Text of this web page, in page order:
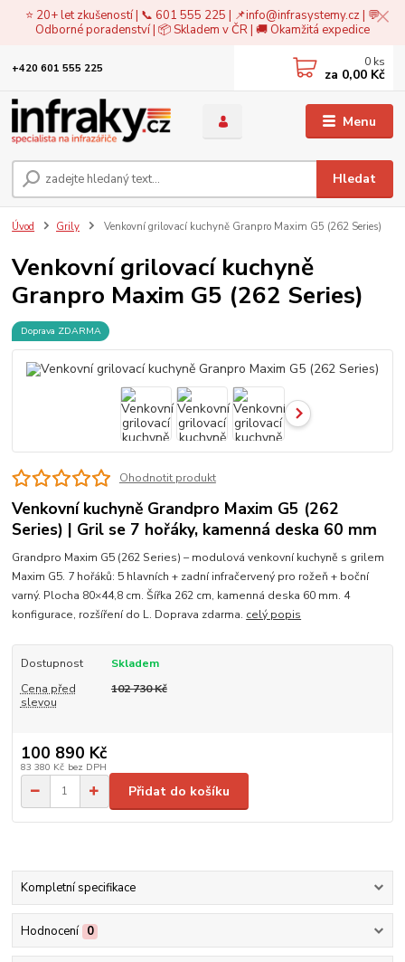
⭐ 20+ let zkušeností | 📞 601 555 225 | 📌info@infrasystemy.cz| 💬
Odborné poradenství | 📦 Skladem v ČR | 🚚 Okamžitá expedice
Menu
Hledat
+420 601 555 225 0 ks
za 0,00 Kč
Úvod Grily Venkovní grilovací kuchyně Granpro Maxim G5 (262 Series)
Venkovní grilovací kuchyně
Granpro Maxim G5 (262 Series)
Doprava ZDARMA
Ohodnotit produkt
Venkovní kuchyně Grandpro Maxim G5 (262
Series) | Gril se 7 hořáky, kamenná deska 60 mm
Grandpro Maxim G5 (262 Series) – modulová venkovní kuchyně s grilem
Maxim G5. 7 hořáků: 5 hlavních + zadní infračervený pro rožeň + boční
varný. Plocha 80×44,8 cm. Šířka 262 cm, kamenná deska 60 mm. 4
konfigurace, rozšíření do L. Doprava zdarma. celý popis
Dostupnost
Skladem
Cena před
slevou
102 730 Kč
100 890 Kč
83 380 Kč bez DPH
Přidat do košíku
Kompletní specifikace
Hodnocení 0